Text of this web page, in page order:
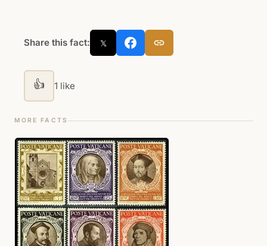
Share this fact: 𝕏
👍 1 like
MORE FACTS